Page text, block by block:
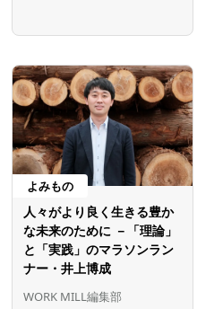
よみもの
人々がより良く生きる豊か
な未来のために －「理論」
と「実践」のマラソンラン
ナー・井上博成
WORK MILL編集部